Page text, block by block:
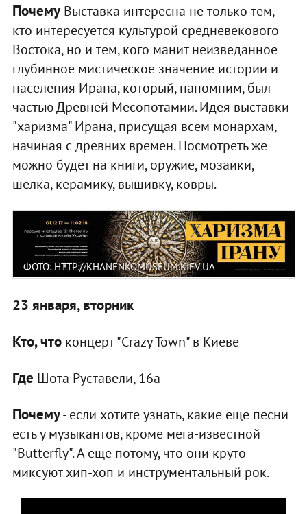
ПочемуВыставка интересна не только тем,
кто интересуется культурой средневекового
Востока, но и тем, кого манит неизведанное
глубинное мистическое значение истории и
населения Ирана, который, напомним, был
частью Древней Месопотамии. Идея выставки -
"харизма" Ирана, присущая всем монархам,
начиная с древних времен. Посмотреть же
можно будет на книги, оружие, мозаики,
шелка, керамику, вышивку, ковры.
ФОТО: HTTP://KHANENKOMUSEUM.KIEV.UA
23 января, вторник
Кто, чтоконцерт "Crazy Town" в Киеве
Где Шота Руставели, 16а
Почему- если хотите узнать, какие еще песни
есть у музыкантов, кроме мега-известной
"Вutterfly". А еще потому, что они круто
миксуют хип-хоп и инструментальный рок.